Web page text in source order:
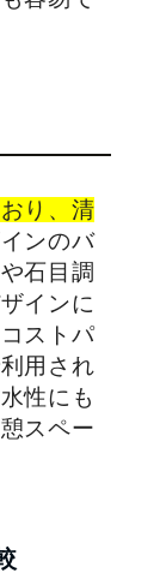
り、清
ンのバ
石目調
インに
ストパ
用され
性にも
スペー